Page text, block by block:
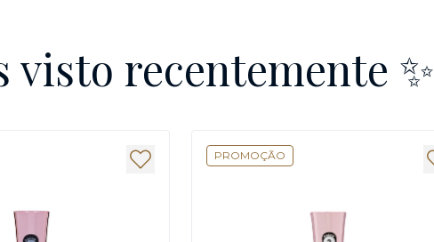
visto recentemente ✨
PROMOÇÃO